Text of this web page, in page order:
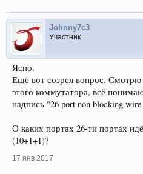
Johnny7c3
Участник
Ясно.
Ещё вот созрел вопрос. Смотрю
этого коммутатора, всё
надпись "26 port non blocking
О каких портах 26-ти портах
(10+1+1)?
17 янв 2017